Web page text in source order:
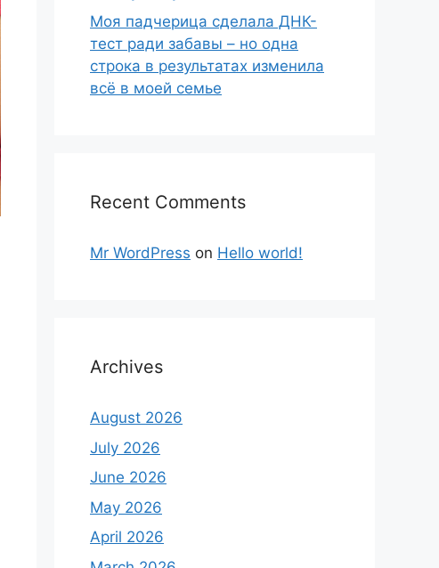
Моя падчерица сделала ДНК-
тест ради забавы – но одна
строка в результатах изменила
всё в моей семье
Recent Comments
Mr WordPress on Hello world!
Archives
August 2026
July 2026
June 2026
May 2026
April 2026